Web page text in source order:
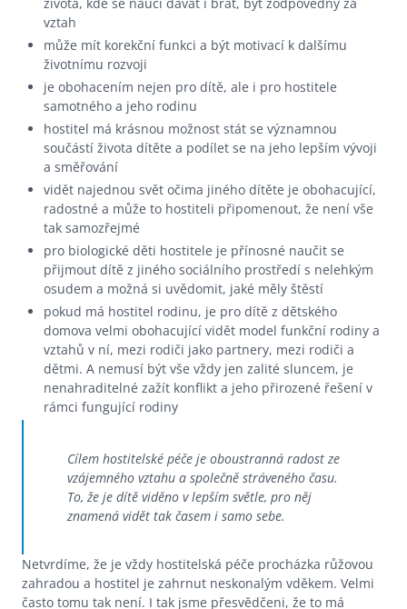
vztah
může mít korekční funkci a být motivací k dalšímu
životnímu rozvoji
je obohacením nejen pro dítě, ale i pro hostitele
samotného a jeho rodinu
hostitel má krásnou možnost stát se významnou
součástí života dítěte a podílet se na jeho lepším vývoji
a směřování
vidět najednou svět očima jiného dítěte je obohacující,
radostné a může to hostiteli připomenout, že není vše
tak samozřejmé
pro biologické děti hostitele je přínosné naučit se
přijmout dítě z jiného sociálního prostředí s nelehkým
osudem a možná si uvědomit, jaké měly štěstí
pokud má hostitel rodinu, je pro dítě z dětského
domova velmi obohacující vidět model funkční rodiny a
vztahů v ní, mezi rodiči jako partnery, mezi rodiči a
dětmi. A nemusí být vše vždy jen zalité sluncem, je
nenahraditelné zažít konflikt a jeho přirozené řešení v
rámci fungující rodiny
Cílem hostitelské péče je oboustranná radost ze
vzájemného vztahu a společně stráveného času.
To, že je dítě viděno v lepším světle, pro něj
znamená vidět tak časem i samo sebe.
Netvrdíme, že je vždy hostitelská péče procházka růžovou
zahradou a hostitel je zahrnut neskonalým vděkem. Velmi
často tomu tak není. I tak jsme přesvědčeni, že to má